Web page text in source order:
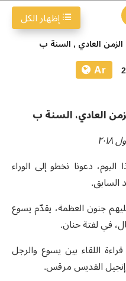
الزمن العادي , السنة ب
Ar
العادي، السنة ب
دعونا نخطو إلى الوراء
السابق.
جنون العظمة، يقدّم يسوع
في لفتة حنان.
اللقاء بين يسوع والرجل
إنجيل القديس مرقس.
إظهار الكل